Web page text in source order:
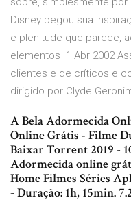
Disney pegou sua
e plenitude que parece,
elementos 1 Abr 2002
clientes e de críticos e
dirigido por Clyde
A Bela Adormecida
Online Grátis - Filme
Baixar Torrent 2019 -
Adormecida online
Home Filmes Séries
- Duração: 1h, 15min.